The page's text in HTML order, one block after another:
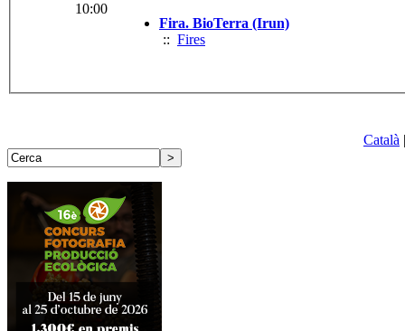
10:00
Fira. BioTerra (Irun)
:: Fires
Català